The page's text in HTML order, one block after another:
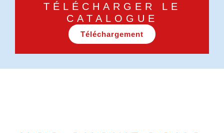
TÉLÉCHARGER LE
CATALOGUE
Téléchargement